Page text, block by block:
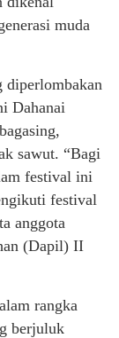
muda
diperlombakan
Dahanai
sawut. “Bagi
festival ini
festival
anggota
(Dapil) II
rangka
berjuluk